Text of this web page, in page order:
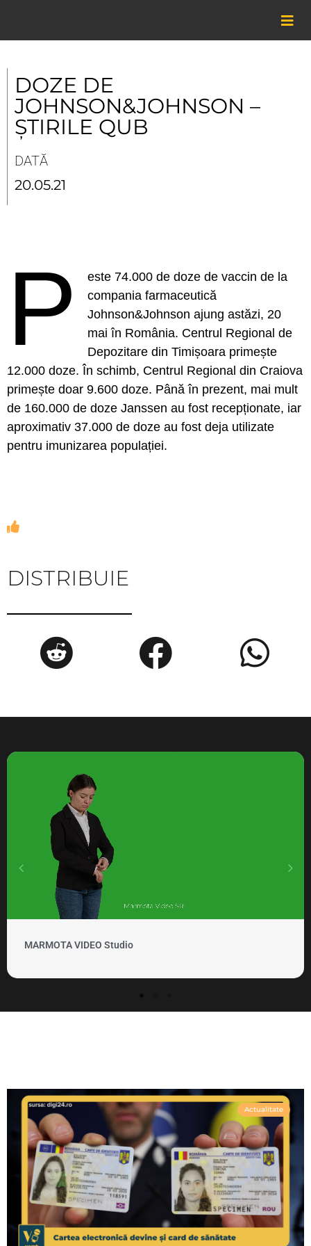
content
DOZE DE
JOHNSON&JOHNSON –
ȘTIRILE QUB
DATĂ
20.05.21
P
este 74.000 de doze de vaccin de la
compania farmaceutică
Johnson&Johnson ajung astăzi, 20
mai în România. Centrul Regional de
Depozitare din Timișoara primește
12.000 doze. În schimb, Centrul Regional din Craiova
primește doar 9.600 doze. Până în prezent, mai mult
de 160.000 de doze Janssen au fost recepționate, iar
aproximativ 37.000 de doze au fost deja utilizate
pentru imunizarea populației.
DISTRIBUIE
MARMOTA VIDEO Studio
Actualitate